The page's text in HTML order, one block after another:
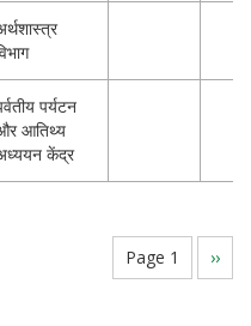
पर्यटन
आतिथ्य
केंद्र
Pagination
Page 1
Next
page
››